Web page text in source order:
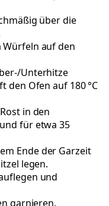
über die
Würfeln auf den
Unterhitze
den Ofen auf 180 °C
in den
für etwa 35
Ende der Garzeit
legen.
und
garnieren.